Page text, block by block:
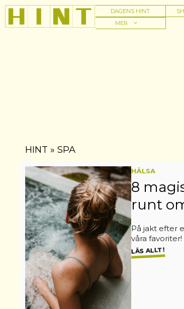
Hoppa
innehåll
DAGENS HINT
MER
HINT » SPA
HÄLSA
8
runt
På jakt efter
våra favoriter!
LÄS ALLT!